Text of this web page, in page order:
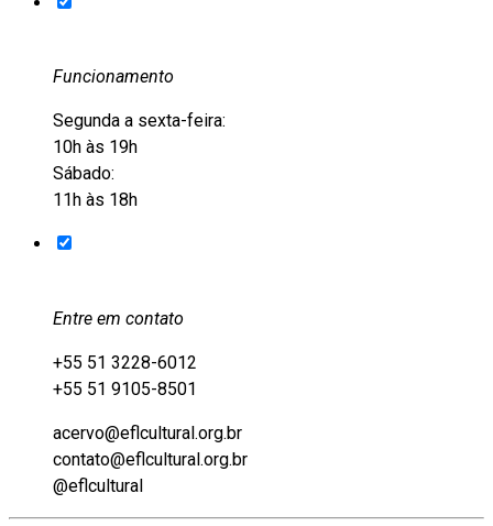
Funcionamento
Segunda a sexta-feira:
10h às 19h
Sábado:
11h às 18h
Entre em contato
+55 51 3228-6012
+55 51 9105-8501
acervo@eflcultural.org.br
contato@eflcultural.org.br
@eflcultural